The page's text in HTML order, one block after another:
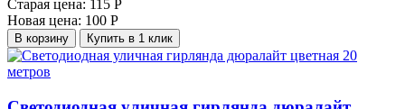
Старая цена: 115 Р
Новая цена: 100 Р
В корзину Купить в 1 клик